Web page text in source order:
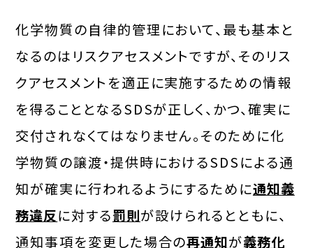
化学物質の自律的管理において、最も基本と
なるのはリスクアセスメントですが、そのリス
クアセスメントを適正に実施するための情報
を得ることとなるSDSが正しく、かつ、確実に
交付されなくてはなりません。そのために化
学物質の譲渡・提供時におけるSDSによる通
知が確実に行われるようにするために通知義
務違反に対する罰則が設けられるとともに、
通知事項を変更した場合の再通知が義務化